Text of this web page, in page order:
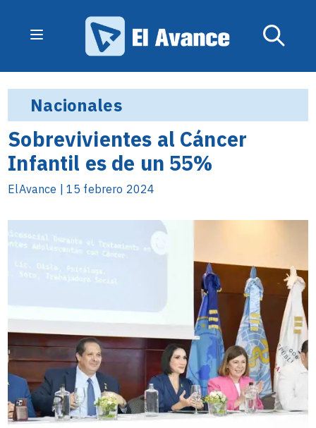
Nacionales
Sobrevivientes al Cáncer
Infantil es de un 55%
ElAvance | 15 febrero 2024